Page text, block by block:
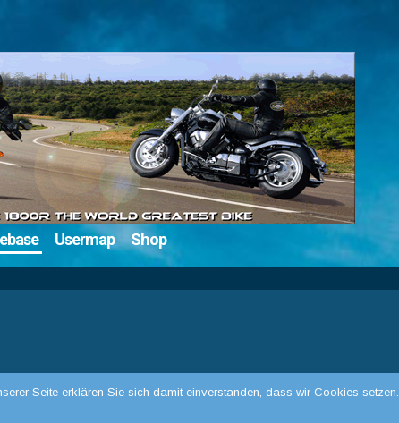
Usermap Shop
Seite erklären Sie sich damit einverstanden, dass wir Cookies setzen.